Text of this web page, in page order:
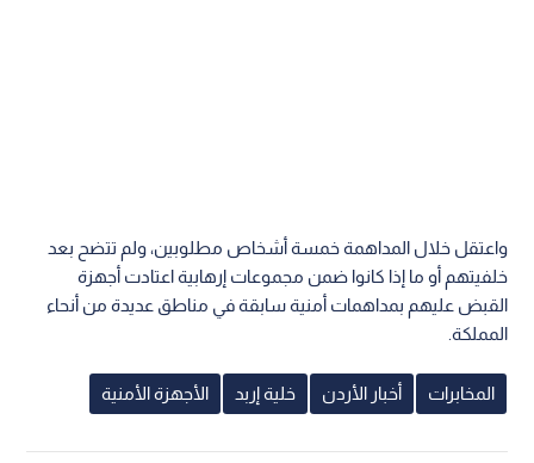
واعتقل خلال المداهمة خمسة أشخاص مطلوبين، ولم تتضح بعد
خلفيتهم أو ما إذا كانوا ضمن مجموعات إرهابية اعتادت أجهزة
القبض عليهم بمداهمات أمنية سابقة في مناطق عديدة من أنحاء
المملكة.
المخابرات أخبار الأردن خلية إربد الأجهزة الأمنية